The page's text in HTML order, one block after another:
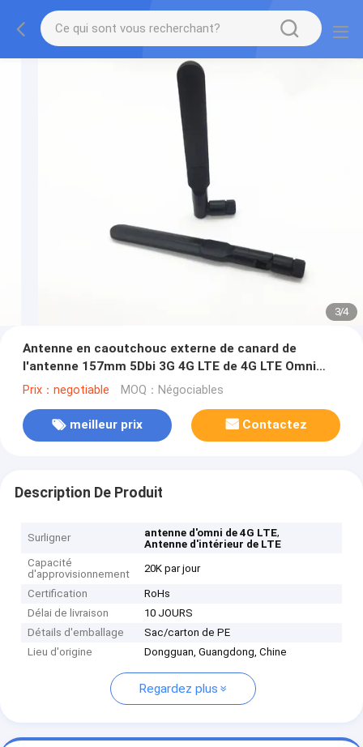
3/4
Antenne en caoutchouc externe de canard de
l'antenne 157mm 5Dbi 3G 4G LTE de 4G LTE Omni
pour Huawei
Prix：negotiable MOQ：Négociables
meilleur prix Contactez
Description De Produit
Surligner antenne d'omni de 4G LTE,
Antenne d'intérieur de LTE
Capacité
d'approvisionnement
20K par jour
Certification
RoHs
Délai de livraison
10 JOURS
Détails d'emballage
Sac/carton de PE
Lieu d'origine
Dongguan, Guangdong, Chine
Regardez plus